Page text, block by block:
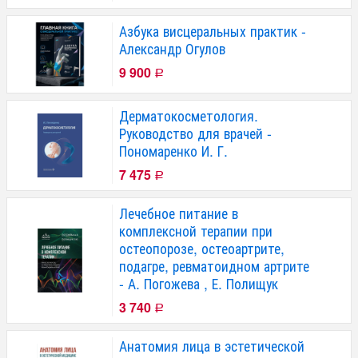
Азбука висцеральных практик -
Александр Огулов
9 900 Р
Дерматокосметология.
Руководство для врачей -
Пономаренко И. Г.
7 475 Р
Лечебное питание в
комплексной терапии при
остеопорозе, остеоартрите,
подагре, ревматоидном артрите
- А. Погожева , Е. Полищук
3 740 Р
Анатомия лица в эстетической